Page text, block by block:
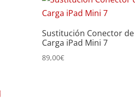
Sustitución Conector de
Carga iPad Mini 7
89,00€